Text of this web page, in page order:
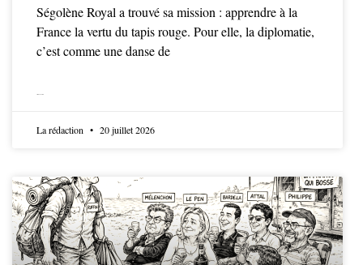
Ségolène Royal a trouvé sa mission : apprendre à la
France la vertu du tapis rouge. Pour elle, la diplomatie,
c’est comme une danse de
La rédaction 20 juillet 2026